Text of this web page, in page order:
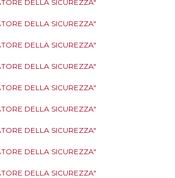
DELLA SICUREZZA"
DELLA SICUREZZA"
DELLA SICUREZZA"
DELLA SICUREZZA"
DELLA SICUREZZA"
DELLA SICUREZZA"
DELLA SICUREZZA"
DELLA SICUREZZA"
DELLA SICUREZZA"